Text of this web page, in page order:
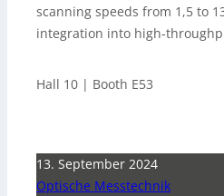
scanning speeds from 1,5 to
integration into high-
Hall 10 | Booth E53
13. September 2024
Optische Messtechnik